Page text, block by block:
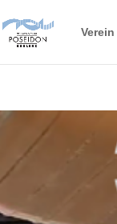
Verein